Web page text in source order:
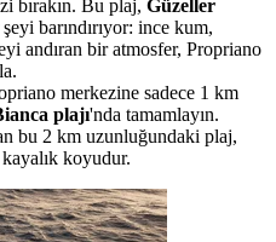
bırakın. Bu plaj, Güzeller
barındırıyor: ince kum,
andıran bir atmosfer, Propriano
merkezine sadece 1 km
plajı'nda tamamlayın.
bu 2 km uzunluğundaki plaj,
koyudur.